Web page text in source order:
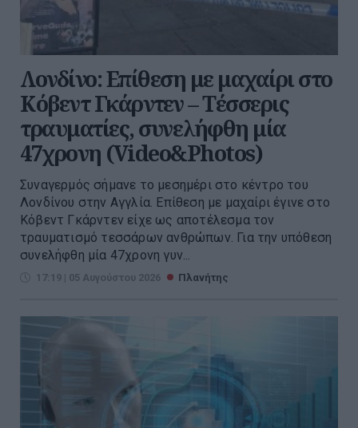
Λονδίνο: Επίθεση με μαχαίρι στο
Κόβεντ Γκάρντεν – Τέσσερις
τραυματίες, συνελήφθη μία
47χρονη (Video&Photos)
Συναγερμός σήμανε το μεσημέρι στο κέντρο του
Λονδίνου στην Αγγλία. Επίθεση με μαχαίρι έγινε στο
Κόβεντ Γκάρντεν είχε ως αποτέλεσμα τον
τραυματισμό τεσσάρων ανθρώπων. Για την υπόθεση
συνελήφθη μία 47χρονη γυν...
17:19 | 05 Αυγούστου 2026 Πλανήτης